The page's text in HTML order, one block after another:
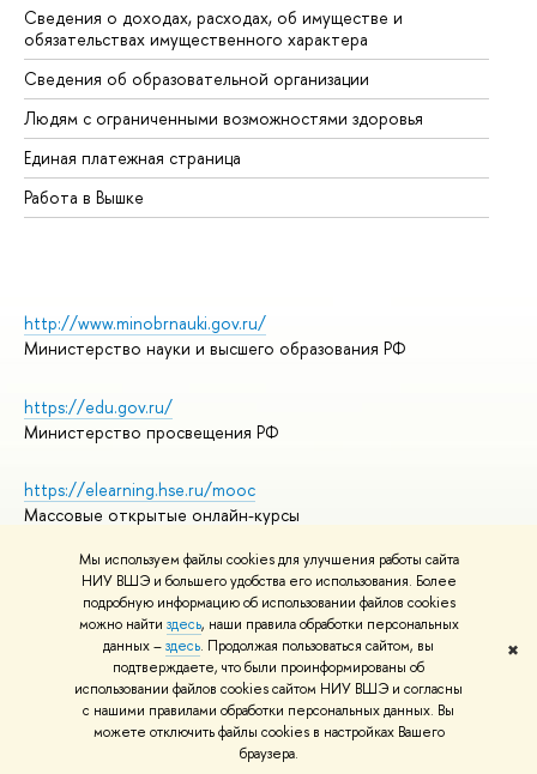
Мы используем файлы cookies для улучшения работы сайта
НИУ ВШЭ и большего удобства его использования. Более
подробную информацию об использовании файлов cookies
можно найти здесь, наши правила обработки персональных
данных –здесь. Продолжая пользоваться сайтом, вы
подтверждаете, что были проинформированы об
использовании файлов cookies сайтом НИУ ВШЭ и согласны
с нашими правилами обработки персональных данных. Вы
можете отключить файлы cookies в настройках Вашего
браузера.
✖
Сведения о доходах, расходах, об имуществе и
обязательствах имущественного характера
Сведения об образовательной организации
Людям с ограниченными возможностями здоровья
Единая платежная страница
Работа в Вышке
http://www.minobrnauki.gov.ru/
Министерство науки и высшего образования РФ
https://edu.gov.ru/
Министерство просвещения РФ
https://elearning.hse.ru/mooc
Массовые открытые онлайн-курсы
© НИУ ВШЭ 1993–2026
Адреса и контакты
Условия использования материалов
Политика конфиденциальности
Правила применения рекомендательных технологий в НИУ ВШЭ
Карта сайта